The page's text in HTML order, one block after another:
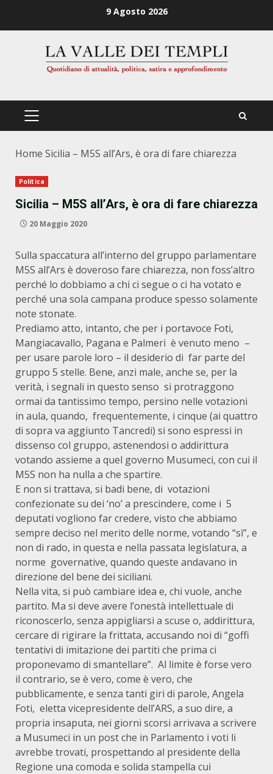
9 Agosto 2026
PRIMÄRES
Home Sicilia – M5S all’Ars, è ora di fare chiarezza
Politica
Sicilia – M5S all’Ars, è ora di fare chiarezza
20 Maggio 2020
Sulla spaccatura all’interno del gruppo parlamentare
M5S all’Ars è doveroso fare chiarezza, non foss’altro
perché lo dobbiamo a chi ci segue o ci ha votato e
perché una sola campana produce spesso solamente
note stonate.
Prediamo atto, intanto, che per i portavoce Foti,
Mangiacavallo, Pagana e Palmeri è venuto meno –
per usare parole loro – il desiderio di far parte del
gruppo 5 stelle. Bene, anzi male, anche se, per la
verità, i segnali in questo senso si protraggono
ormai da tantissimo tempo, persino nelle votazioni
in aula, quando, frequentemente, i cinque (ai quattro
di sopra va aggiunto Tancredi) si sono espressi in
dissenso col gruppo, astenendosi o addirittura
votando assieme a quel governo Musumeci, con cui il
M5S non ha nulla a che spartire.
E non si trattava, si badi bene, di votazioni
confezionate su dei ‘no’ a prescindere, come i 5
deputati vogliono far credere, visto che abbiamo
sempre deciso nel merito delle norme, votando “sì”, e
non di rado, in questa e nella passata legislatura, a
norme governative, quando queste andavano in
direzione del bene dei siciliani.
Nella vita, si può cambiare idea e, chi vuole, anche
partito. Ma si deve avere l’onestà intellettuale di
riconoscerlo, senza appigliarsi a scuse o, addirittura,
cercare di rigirare la frittata, accusando noi di “goffi
tentativi di imitazione dei partiti che prima ci
proponevamo di smantellare”. Al limite è forse vero
il contrario, se è vero, come è vero, che
pubblicamente, e senza tanti giri di parole, Angela
Foti, eletta vicepresidente dell’ARS, a suo dire, a
propria insaputa, nei giorni scorsi arrivava a scrivere
a Musumeci in un post che in Parlamento i voti li
avrebbe trovati, prospettando al presidente della
Regione una comoda e solida stampella cui